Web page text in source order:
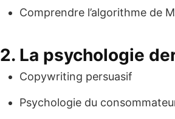
Comprendre l’algorithme de
2. La psychologie
Copywriting persuasif
Psychologie du